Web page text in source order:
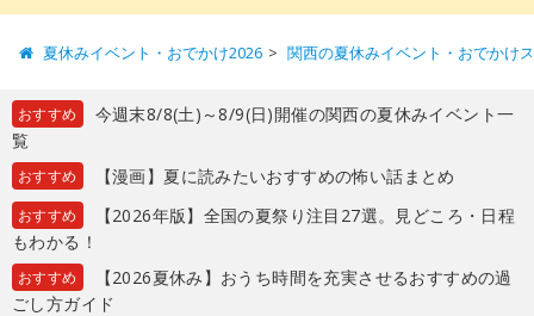
夏休みイベント・おでかけ2026 関西の夏休みイベント・おでかけ
おすすめ
今週末8/8(土)～8/9(日)開催の関西の夏休みイベント一
覧
おすすめ 【漫画】夏に読みたいおすすめの怖い話まとめ
おすすめ
【2026年版】全国の夏祭り注目27選。見どころ・日程
もわかる！
おすすめ
【2026夏休み】おうち時間を充実させるおすすめの過
ごし方ガイド